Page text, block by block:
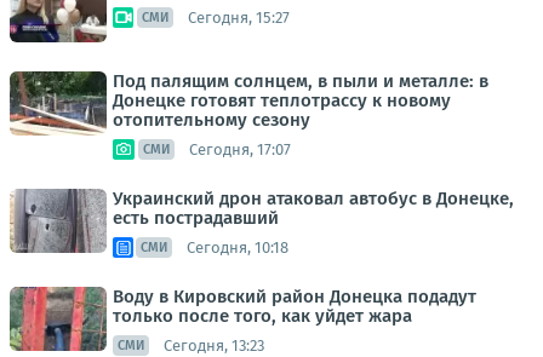
СМИ Сегодня, 15:27
Под палящим солнцем, в пыли и металле: в
Донецке готовят теплотрассу к новому
отопительному сезону
СМИ Сегодня, 17:07
Украинский дрон атаковал автобус в Донецке,
есть пострадавший
СМИ Сегодня, 10:18
Воду в Кировский район Донецка подадут
только после того, как уйдет жара
СМИ Сегодня, 13:23